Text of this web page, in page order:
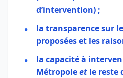
d’intervention) ;
la transparence sur
proposées et les
la capacité à
Métropoleet le reste